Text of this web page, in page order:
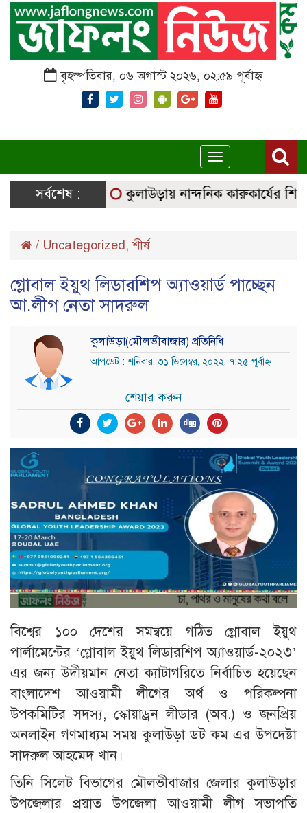
বৃহস্পতিবার, ০৬ অগাস্ট ২০২৬, ০২:৫৯ পূর্বাহ্ন
Toggle
navigation
সর্বশেষ :
সরঞ্জাম কুলাউড়ায় নান্দনিক কারুকার্যের শিব
/ Uncategorized,শীর্ষ
গ্লোবাল ইয়ুথ লিডারশিপ অ্যাওয়ার্ড পাচ্ছেন
আ.লীগ নেতা সাদরুল
কুলাউড়া(মৌলভীবাজার) প্রতিনিধি
আপডেট : শনিবার, ৩১ ডিসেম্বর, ২০২২, ৭:২৫ পূর্বাহ্ন
শেয়ার করুন
বিশ্বের ১০০ দেশের সমন্বয়ে গঠিত গ্লোবাল ইয়ুথ
পার্লামেন্টের ‘গ্লোবাল ইয়ুথ লিডারশিপ অ্যাওয়ার্ড-২০২৩’
এর জন্য উদীয়মান নেতা ক্যাটাগরিতে নির্বাচিত হয়েছেন
বাংলাদেশ আওয়ামী লীগের অর্থ ও পরিকল্পনা
উপকমিটির সদস্য, স্কোয়াড্রন লীডার (অব.) ও জনপ্রিয়
অনলাইন গণমাধ্যম সময় কুলাউড়া ডট কম এর উপদেষ্টা
সাদরুল আহমেদ খান।
তিনি সিলেট বিভাগের মৌলভীবাজার জেলার কুলাউড়ার
উপজেলার প্রয়াত উপজেলা আওয়ামী লীগ সভাপতি